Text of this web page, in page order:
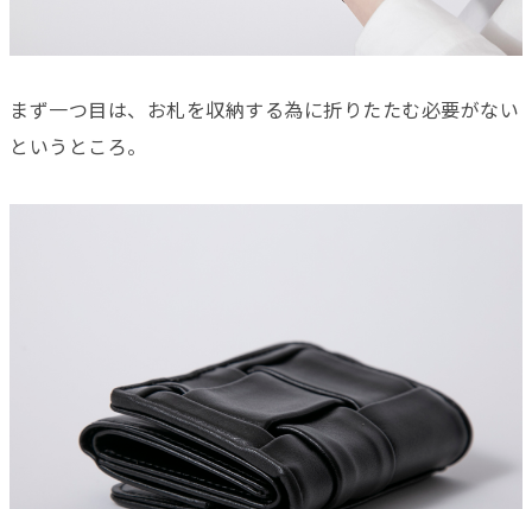
まず一つ目は、お札を収納する為に折りたたむ必要がない
というところ。